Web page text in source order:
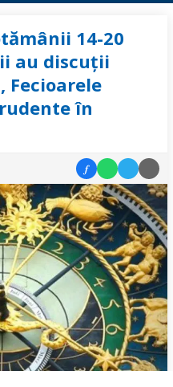
14-20
au discuții
Fecioarele
în
f